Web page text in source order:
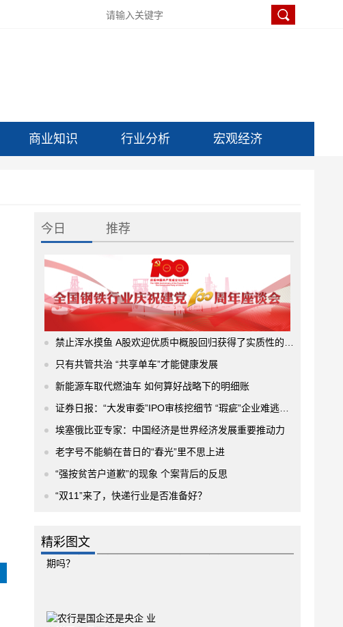
商业知识 行业分析 宏观经济
今日 推荐
禁止浑水摸鱼 A股欢迎优质中概股回归获得了实质性的进展
只有共管共治 “共享单车”才能健康发展
新能源车取代燃油车 如何算好战略下的明细账
证券日报：“大发审委”IPO审核挖细节 “瑕疵”企业难逃法眼
埃塞俄比亚专家：中国经济是世界经济发展重要推动力
老字号不能躺在昔日的“春光”里不思上进
“强按贫苦户道歉”的现象 个案背后的反思
“双11”来了，快递行业是否准备好？
精彩图文